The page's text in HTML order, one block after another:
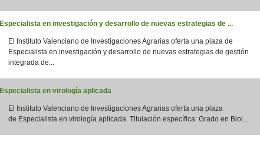
Especialista en investigación y desarrollo de nuevas estrategias de ...
El Instituto Valenciano de Investigaciones Agrarias oferta una plaza de
Especialista en investigación y desarrollo de nuevas estrategias de gestión
integrada de...
Especialista en virología aplicada
El Instituto Valenciano de Investigaciones Agrarias oferta una plaza
de Especialista en virología aplicada. Titulación específica: Grado en Biol...